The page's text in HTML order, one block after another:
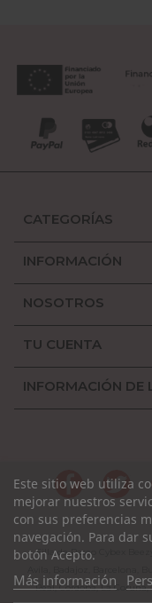
CATEGORÍAS
INFORMACIÓN
NOSOTROS
TU CUENTA
INFORMACIÓN DE
Facebook
Este sitio web utiliza
mejorar nuestros
con sus preferencias
navegación. Para dar
botón Acepto.
Más información
Silla de Paseo Cybex
Real, Córdoba, La Coruña,